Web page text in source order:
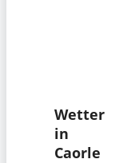
Wetter
in
Caorle